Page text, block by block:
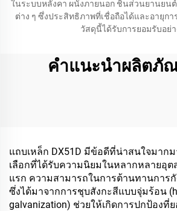
ในระบบหลังคา ผนังภายนอก ชิ้นส่วนยานยน
ต่าง ๆ ซึ่งประสิทธิภาพที่เชื่อถือได้และอายุก
วัสดุนี้ได้รับการยอมรับอย่า
คำแนะนำผลิตภั
แถบเหล็ก DX51D มีข้อดีที่น่าสนใจมาก
เลือกที่ได้รับความนิยมในหลากหลายอุต
แรก ความสามารถในการต้านทานการ
ซึ่งได้มาจากการชุบสังกะสีแบบจุ่มร้อน
galvanization) ช่วยให้เกิดการปกป้องที่